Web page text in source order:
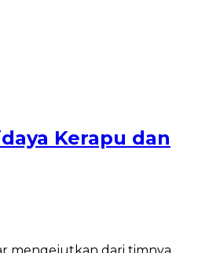
Kerapu dan
mengejutkan dari timnya